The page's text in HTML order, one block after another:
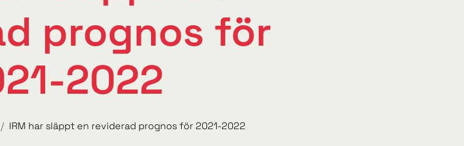
prognos för
2022
IRM har släppt en reviderad prognos för 2021-2022